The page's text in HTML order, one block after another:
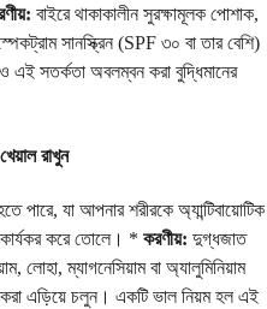
বাইরে থাকাকালীন সুরক্ষামূলক পোশাক,
সানস্ক্রিন (SPF ৩০ বা তার বেশি)
সতর্কতা অবলম্বন করা বুদ্ধিমানের
রাখুন
পারে, যা আপনার শরীরকে অ্যান্টিবায়োটিক
করে তোলে। * করণীয়: দুগ্ধজাত
লোহা, ম্যাগনেসিয়াম বা অ্যালুমিনিয়াম
এড়িয়ে চলুন। একটি ভাল নিয়ম হল এই